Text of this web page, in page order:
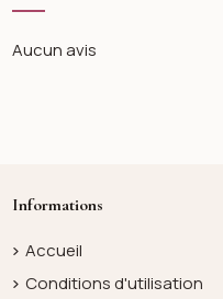
Aucun avis
Informations
Accueil
Conditions d'utilisation